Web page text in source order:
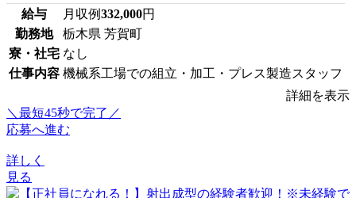
給与 月収例332,000円
勤務地
栃木県 芳賀町
寮・社宅 なし
仕事内容 機械系工場での組立・加工・プレス製造スタッフ
詳細を表示
＼最短45秒で完了／
応募へ進む
詳しく
見る